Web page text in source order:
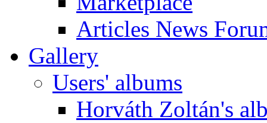
Articles News
Gallery
Users' albums
Horváth Zoltán's